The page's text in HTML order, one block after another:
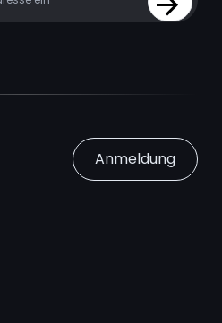
Sign Up
Anmeldung